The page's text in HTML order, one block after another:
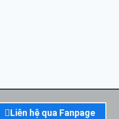
Liên hệ qua Fanpage